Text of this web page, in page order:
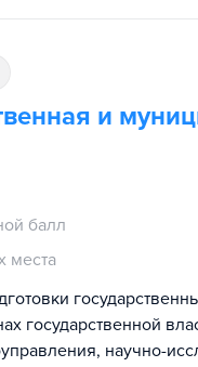
и
балл
места
государственной
научно-